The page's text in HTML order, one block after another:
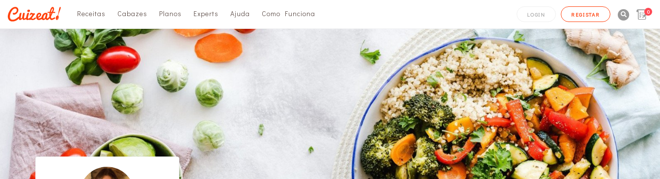
Receitas Cabazes Planos Experts Ajuda Como Funciona LOGIN REGISTAR 0